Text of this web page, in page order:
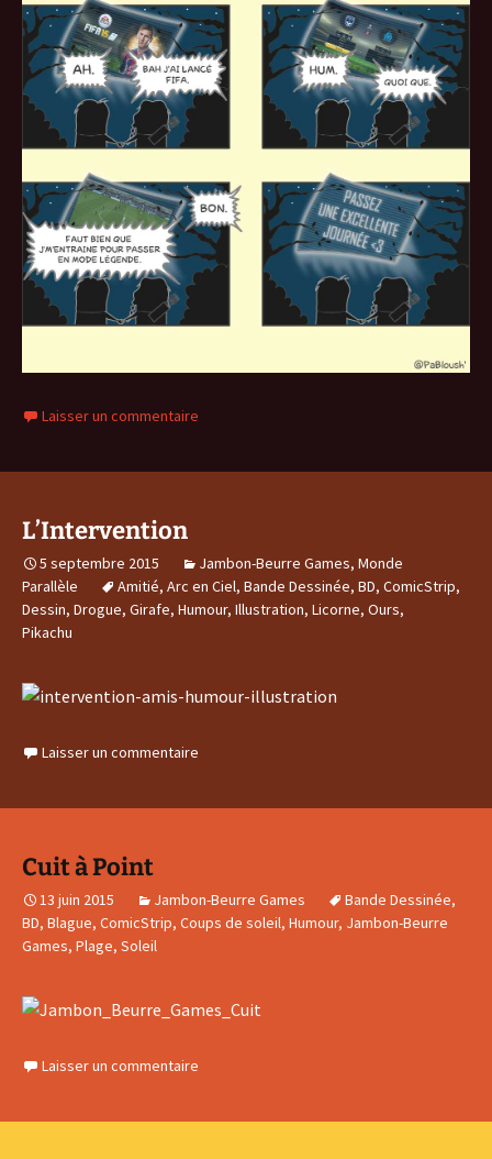
Laisser un commentaire
L’Intervention
5 septembre 2015 Jambon-Beurre Games, Monde
Parallèle
Amitié, Arc en Ciel, Bande Dessinée, BD, ComicStrip,
Dessin, Drogue, Girafe, Humour, Illustration, Licorne, Ours,
Pikachu
Laisser un commentaire
Cuit à Point
13 juin 2015 Jambon-Beurre Games Bande Dessinée,
BD, Blague, ComicStrip, Coups de soleil, Humour, Jambon-Beurre
Games, Plage, Soleil
Laisser un commentaire